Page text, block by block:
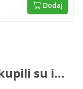
Dodaj
su i...